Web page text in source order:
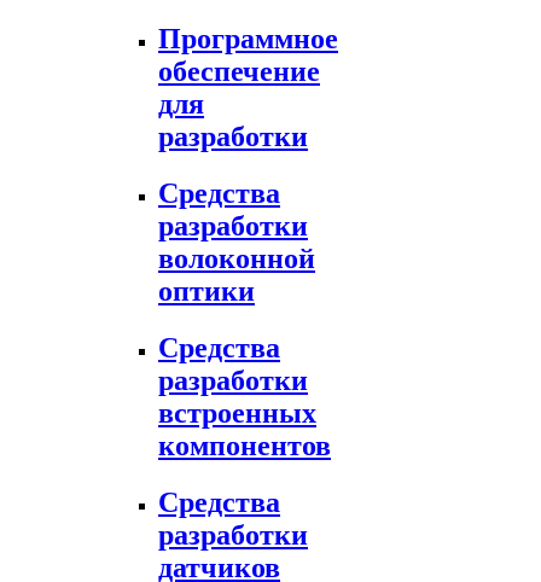
Программное
обеспечение
для
разработки
Средства
разработки
волоконной
оптики
Средства
разработки
встроенных
компонентов
Средства
разработки
датчиков